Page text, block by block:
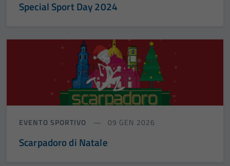
Special Sport Day 2024
EVENTO SPORTIVO 09 GEN 2026
Scarpadoro di Natale